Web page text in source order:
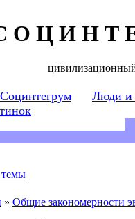
О Ц И Н Т
Люди и
» Общие закономерности